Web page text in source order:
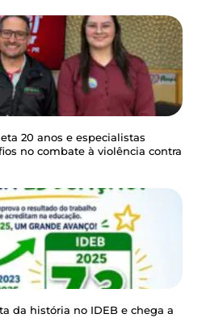
20 anos e especialistas
no combate à violência contra
da história no IDEB e chega a